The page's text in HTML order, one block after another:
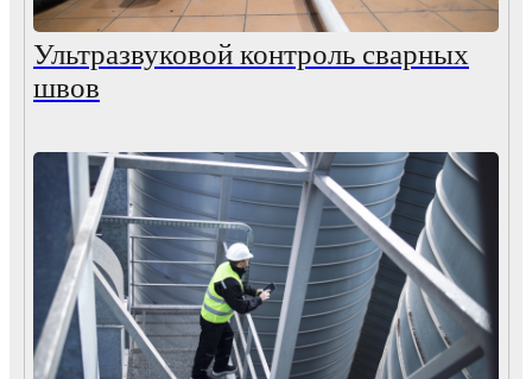
Ультразвуковой контроль сварных
швов